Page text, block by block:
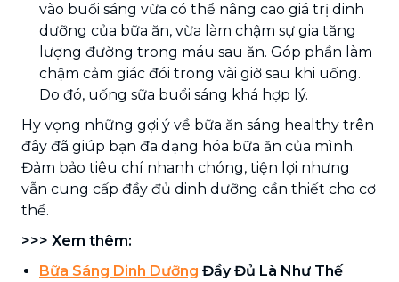
vào buổi sáng vừa có thể nâng cao giá trị dinh
dưỡng của bữa ăn, vừa làm chậm sự gia tăng
lượng đường trong máu sau ăn. Góp phần làm
chậm cảm giác đói trong vài giờ sau khi uống.
Do đó, uống sữa buổi sáng khá hợp lý.
Hy vọng những gợi ý về bữa ăn sáng healthy trên
đây đã giúp bạn đa dạng hóa bữa ăn của mình.
Đảm bảo tiêu chí nhanh chóng, tiện lợi nhưng
vẫn cung cấp đầy đủ dinh dưỡng cần thiết cho cơ
thể.
>>> Xem thêm:
Bữa Sáng Dinh Dưỡng Đầy Đủ Là Như Thế